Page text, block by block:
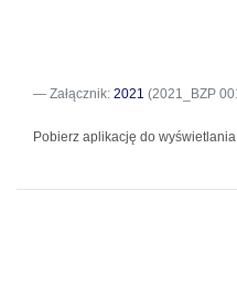
Załącznik: 2021 (2021_BZP
Pobierz aplikację do wyświetlania